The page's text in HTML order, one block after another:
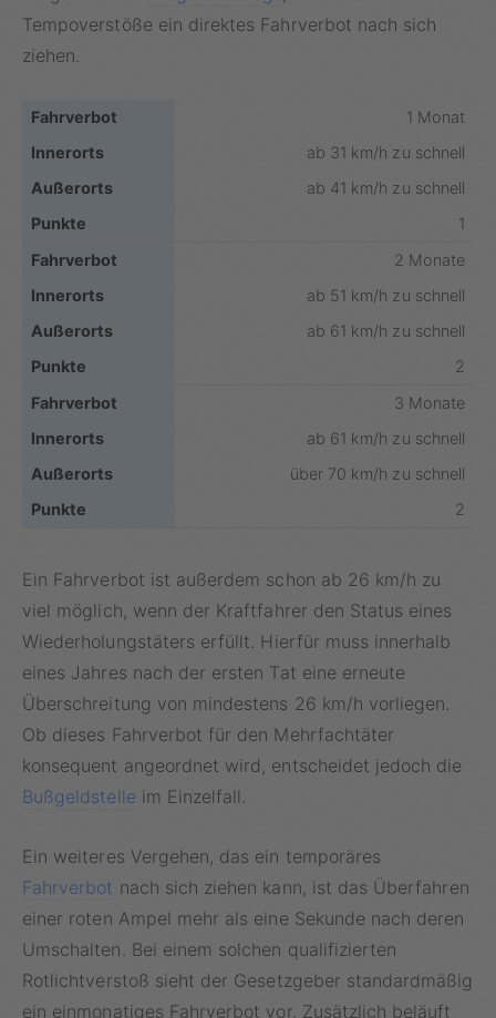
Tempoverstöße ein direktes Fahrverbot nach sich
ziehen.
1 Monat
ab 31 km/h zu schnell
ab 41 km/h zu schnell
1
2 Monate
ab 51 km/h zu schnell
ab 61 km/h zu schnell
2
3 Monate
ab 61 km/h zu schnell
über 70 km/h zu schnell
2
Ein Fahrverbot ist außerdem schon ab 26 km/h zu
viel möglich, wenn der Kraftfahrer den Status eines
Wiederholungstäters erfüllt. Hierfür muss innerhalb
eines Jahres nach der ersten Tat eine erneute
Überschreitung von mindestens 26 km/h vorliegen.
Ob dieses Fahrverbot für den Mehrfachtäter
konsequent angeordnet wird, entscheidet jedoch die
Bußgeldstelle im Einzelfall.
Ein weiteres Vergehen, das ein temporäres
Fahrverbot nach sich ziehen kann, ist das Überfahren
einer roten Ampel mehr als eine Sekunde nach deren
Umschalten. Bei einem solchen qualifizierten
Rotlichtverstoß sieht der Gesetzgeber standardmäßig
ein einmonatiges Fahrverbot vor. Zusätzlich beläuft